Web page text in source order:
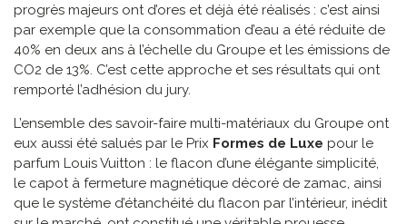
progrès majeurs ont d’ores et déjà été réalisés : c’est ainsi
par exemple que la consommation d’eau a été réduite de
40% en deux ans à l’échelle du Groupe et les émissions de
CO2 de 13%. C’est cette approche et ses résultats qui ont
remporté l’adhésion du jury.
L’ensemble des savoir-faire multi-matériaux du Groupe ont
eux aussi été salués par le Prix Formes de Luxe pour le
parfum Louis Vuitton : le flacon d’une élégante simplicité,
le capot à fermeture magnétique décoré de zamac, ainsi
que le système d’étanchéité du flacon par l’intérieur, inédit